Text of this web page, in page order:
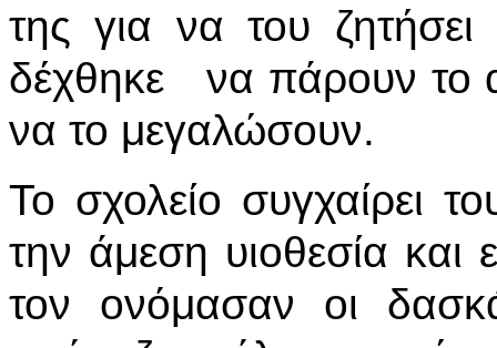
της για να του
δέχθηκε να πάρουν το
να το μεγαλώσουν.
Το σχολείο συγχαίρει
την άμεση υιοθεσία και
τον ονόμασαν οι